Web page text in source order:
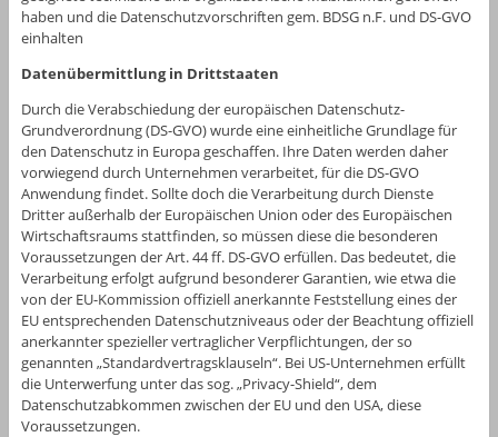
haben und die Datenschutzvorschriften gem. BDSG n.F. und DS-GVO
einhalten
Datenübermittlung in Drittstaaten
Durch die Verabschiedung der europäischen Datenschutz-
Grundverordnung (DS-GVO) wurde eine einheitliche Grundlage für
den Datenschutz in Europa geschaffen. Ihre Daten werden daher
vorwiegend durch Unternehmen verarbeitet, für die DS-GVO
Anwendung findet. Sollte doch die Verarbeitung durch Dienste
Dritter außerhalb der Europäischen Union oder des Europäischen
Wirtschaftsraums stattfinden, so müssen diese die besonderen
Voraussetzungen der Art. 44 ff. DS-GVO erfüllen. Das bedeutet, die
Verarbeitung erfolgt aufgrund besonderer Garantien, wie etwa die
von der EU-Kommission offiziell anerkannte Feststellung eines der
EU entsprechenden Datenschutzniveaus oder der Beachtung offiziell
anerkannter spezieller vertraglicher Verpflichtungen, der so
genannten „Standardvertragsklauseln“. Bei US-Unternehmen erfüllt
die Unterwerfung unter das sog. „Privacy-Shield“, dem
Datenschutzabkommen zwischen der EU und den USA, diese
Voraussetzungen.